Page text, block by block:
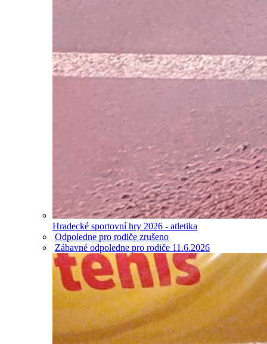
Hradecké sportovní hry 2026 - atletika
Odpoledne pro rodiče zrušeno
Zábavné odpoledne pro rodiče 11.6.2026